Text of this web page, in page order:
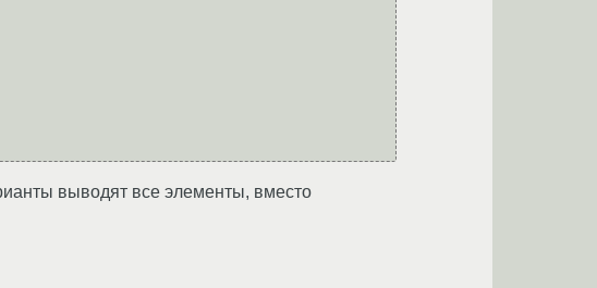
выводят все элементы, вместо